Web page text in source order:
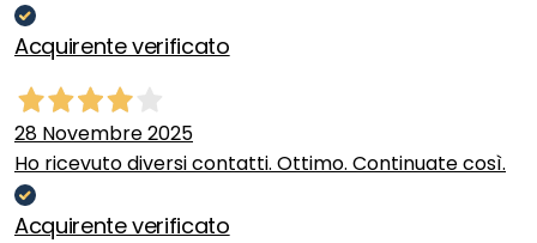
Acquirente verificato
28 Novembre 2025
Ho ricevuto diversi contatti. Ottimo. Continuate così.
Acquirente verificato